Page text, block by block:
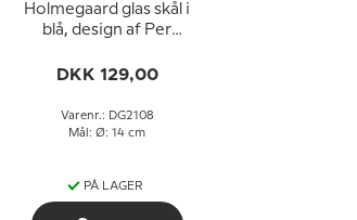
Holmegaard glas skål i
blå, design af Per
DKK 129,00
Varenr.: DG2108
Mål: Ø: 14 cm
PÅ LAGER